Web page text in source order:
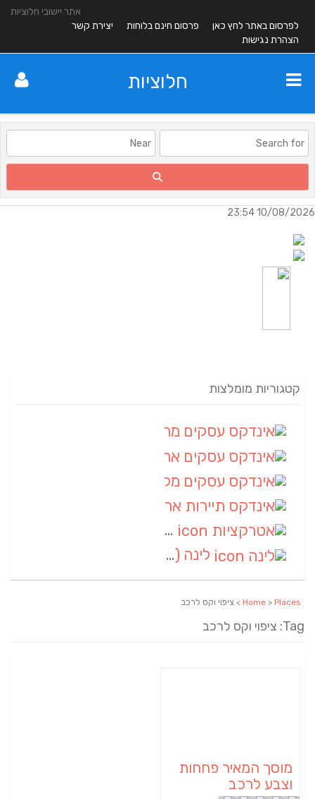
אתר יישובי חלוציות
לפרסום באתר לחץ כאן
פרסום חינם בלוחות
יצירת קשר
הצהרת נגישות
חלוציות
10/08/2026 23:54
קטגוריות מומלצות
אטרקציות
לינה (1)
Home > Places > ציפוי וקס לרכב
Tag: ציפוי וקס לרכב
מוסך המאיר פחחות
וצבע לרכב